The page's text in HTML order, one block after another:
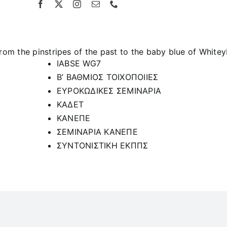
IABSE WG7
B’ ΒΑΘΜΙΟΣ ΤΟΙΧΟΠΟΙΙΕΣ
ΕΥΡΟΚΩΔΙΚΕΣ ΣΕΜΙΝΑΡΙΑ
ΚΑΔΕΤ
ΚΑΝΕΠΕ
ΣΕΜΙΝΑΡΙΑ ΚΑΝΕΠΕ
ΣΥΝΤΟΝΙΣΤΙΚΗ ΕΚΠΠΣ
the pinstripes of the past to the baby blue of